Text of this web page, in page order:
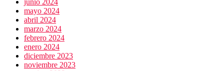
junio 2024
mayo 2024
abril 2024
marzo 2024
febrero 2024
enero 2024
diciembre 2023
noviembre 2023